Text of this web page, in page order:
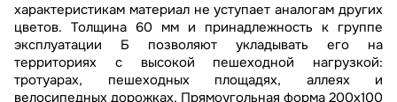
характеристикам материал не уступает аналогам других
цветов. Толщина 60 мм и принадлежность к группе
эксплуатации Б позволяют укладывать его на
территориях с высокой пешеходной нагрузкой:
тротуарах, пешеходных площадях, аллеях и
велосипедных дорожках. Прямоугольная форма 200х100